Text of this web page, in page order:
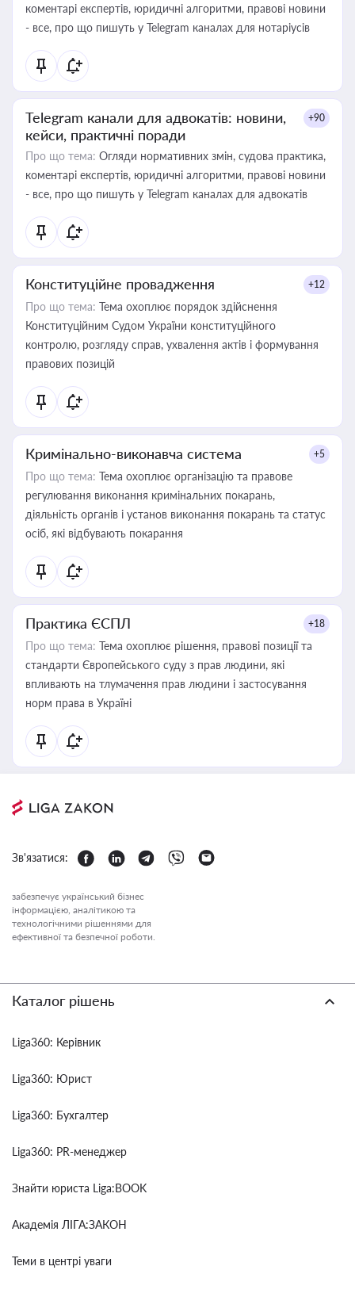
коментарі експертів, юридичні алгоритми, правові новини
- все, про що пишуть у Telegram каналах для нотаріусів
Telegram канали для адвокатів: новини,
кейси, практичні поради
+90
Про що тема: Огляди нормативних змін, судова практика,
коментарі експертів, юридичні алгоритми, правові новини
- все, про що пишуть у Telegram каналах для адвокатів
Конституційне провадження +12
Про що тема: Тема охоплює порядок здійснення
Конституційним Судом України конституційного
контролю, розгляду справ, ухвалення актів і формування
правових позицій
Кримінально-виконавча система +5
Про що тема: Тема охоплює організацію та правове
регулювання виконання кримінальних покарань,
діяльність органів і установ виконання покарань та статус
осіб, які відбувають покарання
Практика ЄСПЛ +18
Про що тема: Тема охоплює рішення, правові позиції та
стандарти Європейського суду з прав людини, які
впливають на тлумачення прав людини і застосування
норм права в Україні
Зв'язатися:
забезпечує український бізнес
інформацією, аналітикою та
технологічними рішеннями для
ефективної та безпечної роботи.
Каталог рішень
Liga360: Керівник
Liga360: Юрист
Liga360: Бухгалтер
Liga360: PR-менеджер
Знайти юриста Liga:BOOK
Академія ЛІГА:ЗАКОН
Теми в центрі уваги